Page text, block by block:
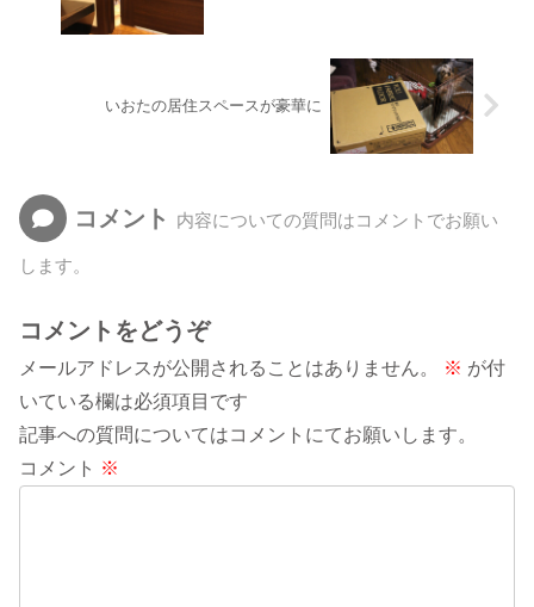
いおたの居住スペースが豪華に
コメント 内容についての質問はコメントでお願い
します。
コメントをどうぞ
メールアドレスが公開されることはありません。 ※ が付
いている欄は必須項目です
記事への質問についてはコメントにてお願いします。
コメント ※